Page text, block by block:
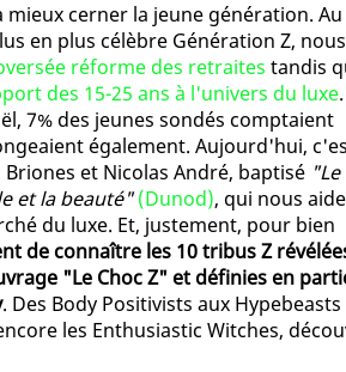
cerner la jeune génération.
en plus célèbre Génération Z,
réforme des retraites tandis
des 15-25 ans à l'univers du luxe.
7% des jeunes sondés comptaient
également. Aujourd'hui,
et Nicolas André, baptisé
et la beauté"(Dunod), qui nous
du luxe. Et, justement, pour bien
de connaître les 10 tribus Z
"Le Choc Z" et définies en
. Des Body Positivists aux Hypebeasts
les Enthusiastic Witches,